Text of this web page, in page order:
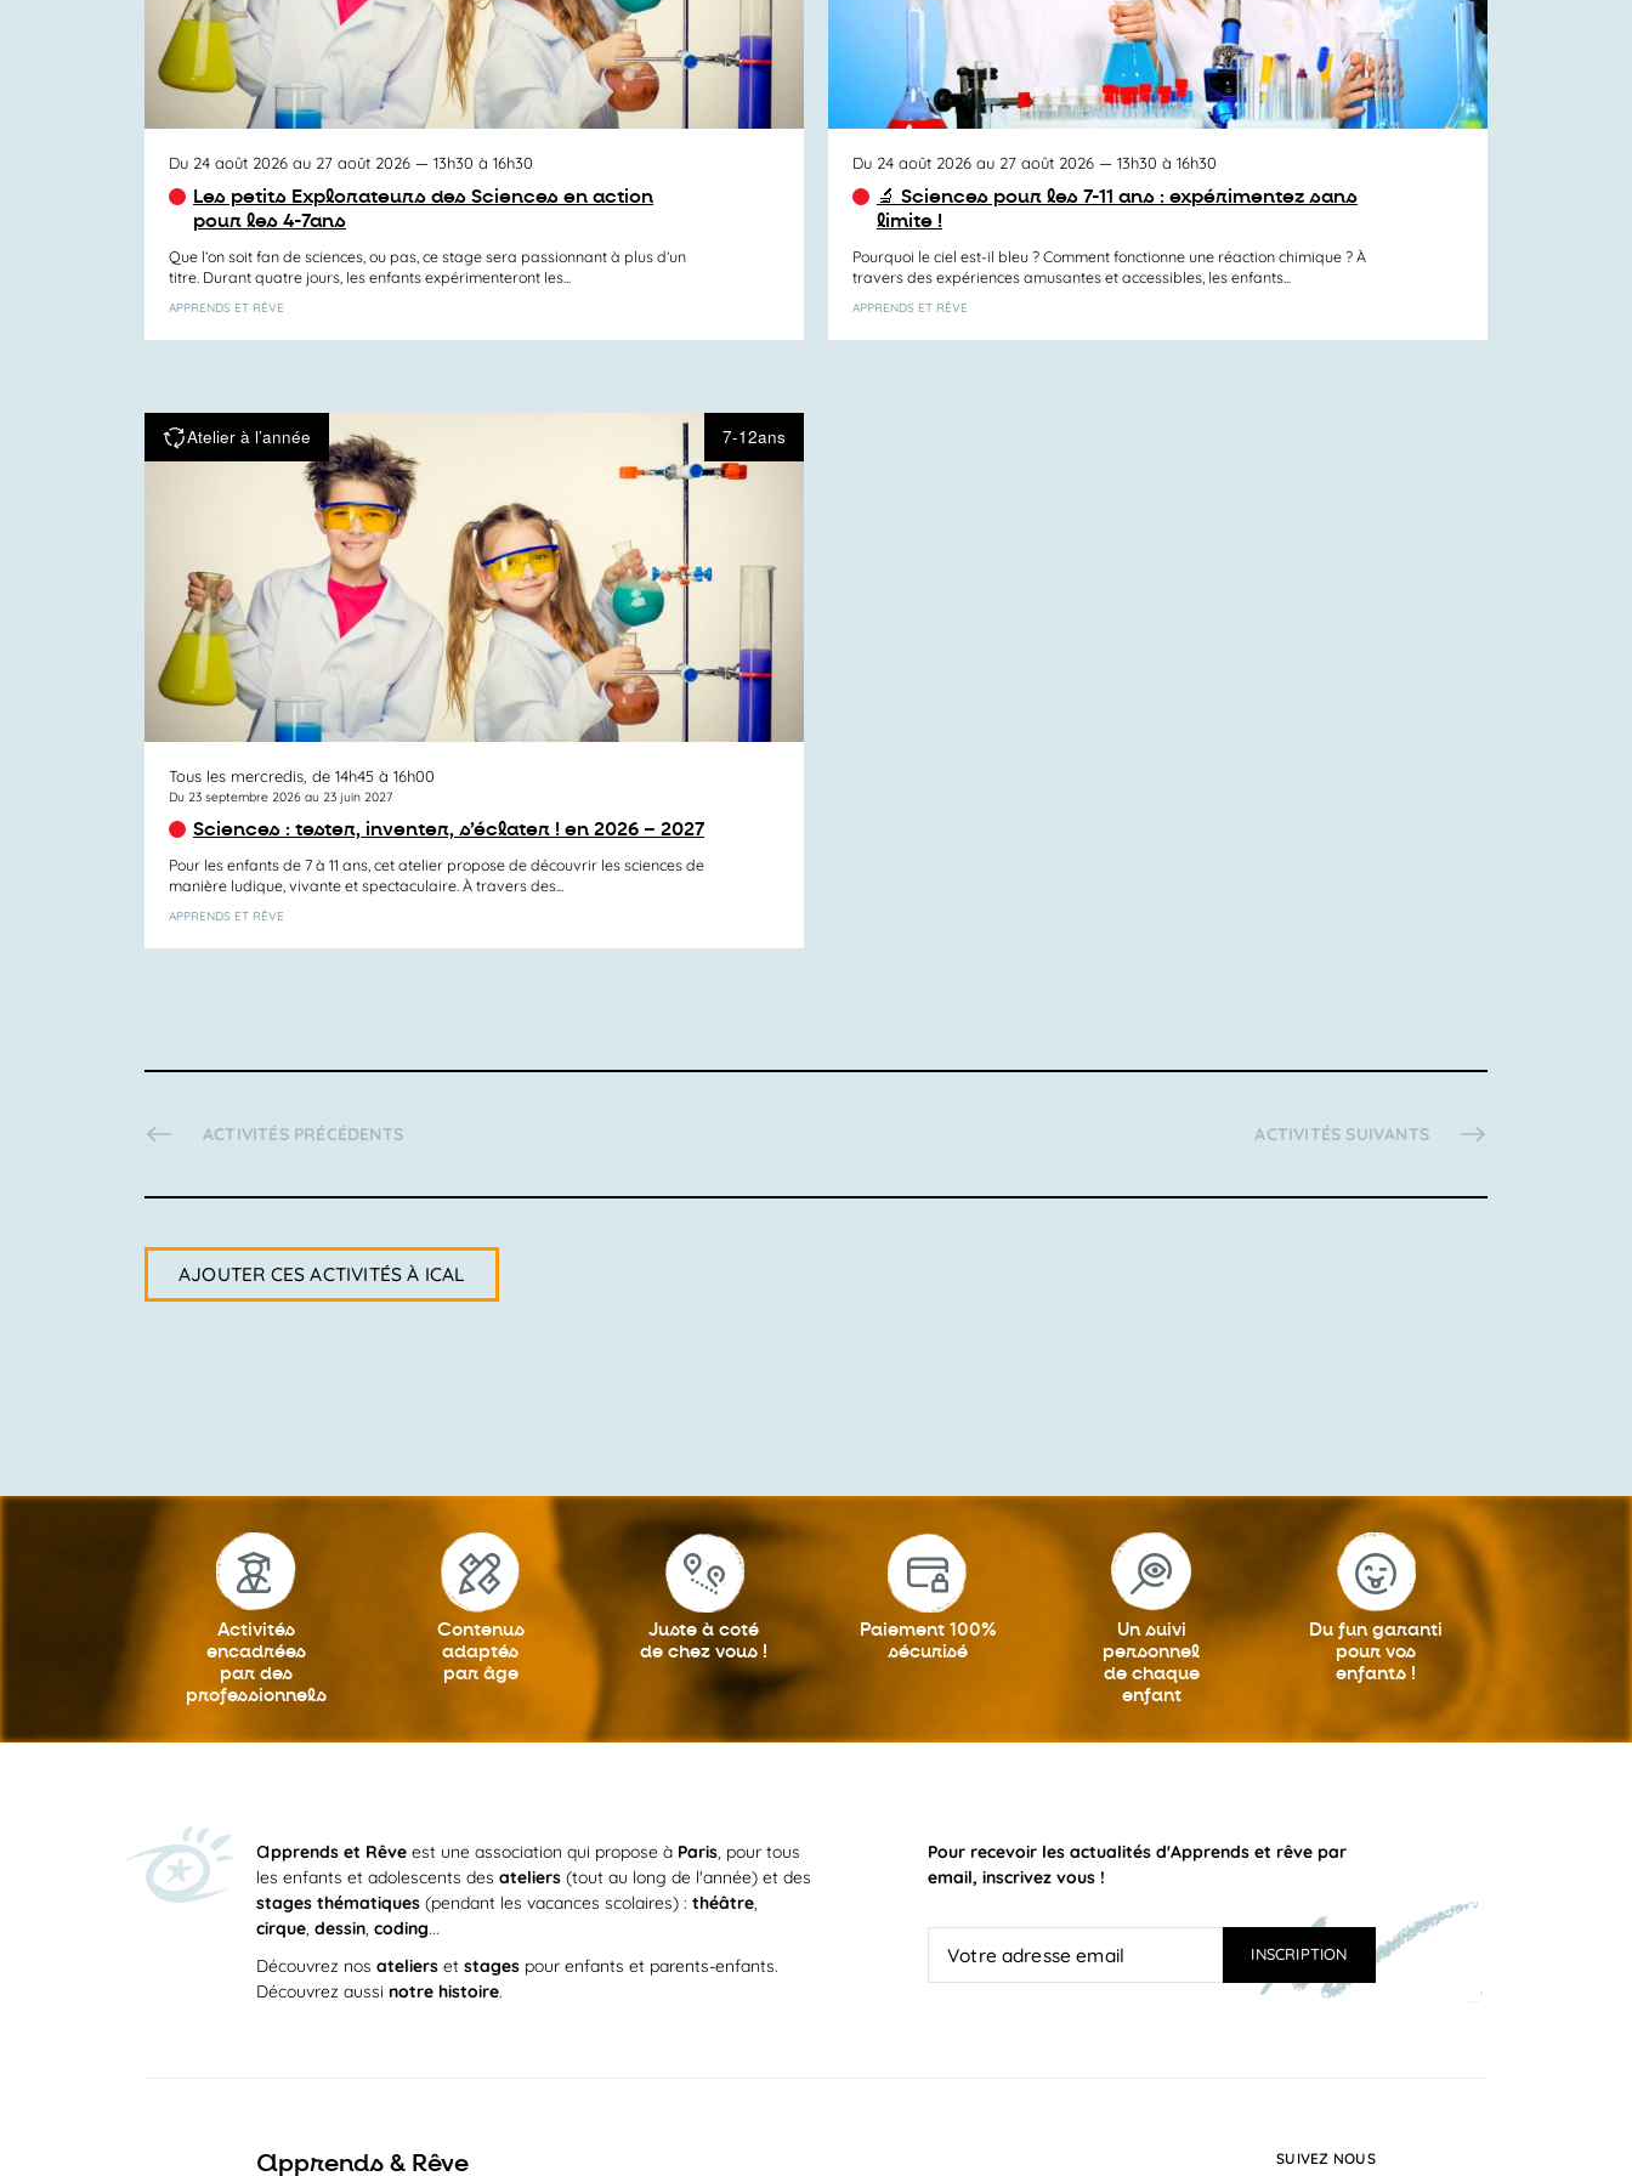
Du 24 août 2026 au 27 août 2026 — 13h30 à 16h30
Les petits Explorateurs des Sciences en action
pour les 4-7ans
Que l’on soit fan de sciences, ou pas, ce stage sera passionnant à plus d’un
titre. Durant quatre jours, les enfants expérimenteront les...
APPRENDS ET RÊVE
Du 24 août 2026 au 27 août 2026— 13h30 à 16h30
🔬 Sciences pour les 7-11 ans : expérimentez sans
limite !
Pourquoi le ciel est-il bleu ? Comment fonctionne une réaction chimique ? À
travers des expériences amusantes et accessibles, les enfants...
APPRENDS ET RÊVE
Atelier à l’année 7-12ans
Tous les mercredis, de 14h45 à 16h00
Du 23 septembre 2026 au 23 juin 2027
Sciences : tester, inventer, s’éclater ! en 2026 – 2027
Pour les enfants de 7 à 11 ans, cet atelier propose de découvrir les sciences de
manière ludique, vivante et spectaculaire. À travers des...
APPRENDS ET RÊVE
ACTIVITÉSPRÉCÉDENTS ACTIVITÉS SUIVANTS
AJOUTER CES ACTIVITÉS À ICAL
Activités
encadrées
par des
professionnels
Contenus
adaptés
par âge
Juste à coté
de chez vous !
Paiement 100%
sécurisé
Un suivi
personnel
de chaque
enfant
Du fun garanti
pour vos
enfants !
apprends et Rêve est une association qui propose à Paris, pour tous
les enfants et adolescents desateliers (tout au long de l'année) et des
stages thématiques (pendant les vacances scolaires) :théâtre,
cirque,dessin,coding...
Découvrez nosateliers etstages pour enfants et parents-enfants.
Découvrez aussinotre histoire.
Pour recevoir les actualités d'Apprends et rêve par
email, inscrivez vous !
apprends & Rêve SUIVEZ NOUS